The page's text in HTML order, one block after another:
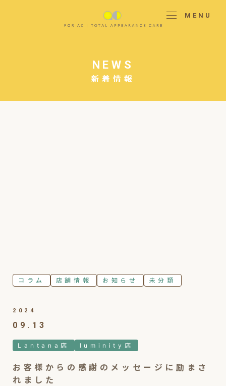
MENU
新着情報
NEWS
コラム 店舗情報 お知らせ 未分類
2024
09.13
Lantana店 luminity店
お客様からの感謝のメッセージに励まさ
れました